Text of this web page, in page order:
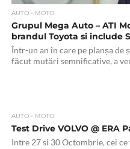
AUTO - MOTO
Grupul Mega Auto – ATI
brandul Toyota si include
Într-un an în care pe planșa de
făcut mutări semnificative, a
AUTO - MOTO
Test Drive VOLVO @ ERA
Intre 27 si 30 Octombrie, cei